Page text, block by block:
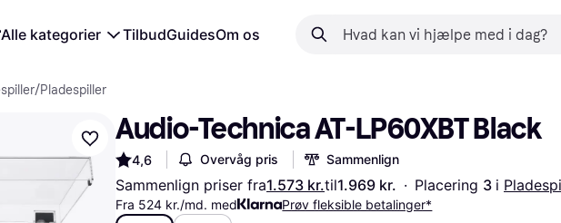
Alle kategorier TilbudGuidesOm os
/Pladespiller
Audio-Technica AT-LP60XBT Black
4,6 Overvåg pris Sammenlign
Sammenlign priser fra1.573 kr.til1.969 kr. · Placering 3 i
Fra 524 kr./md. med Prøv fleksible betalinger*